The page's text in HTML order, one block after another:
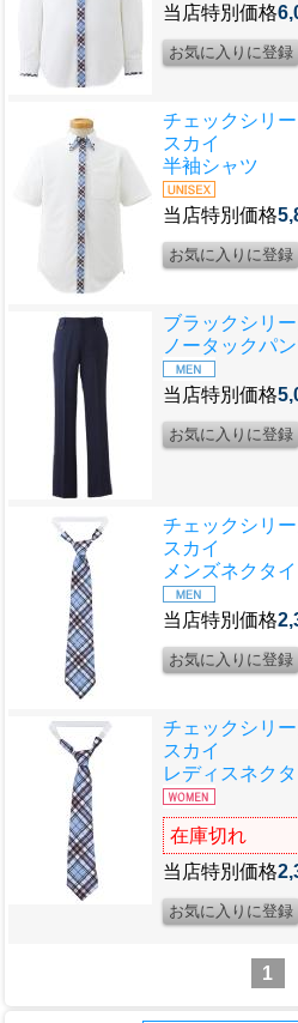
当店特別価格
チェックシリ
スカイ
半袖シャツ
当店特別価格
ブラックシリ
ノータックパ
当店特別価格
チェックシリ
スカイ
メンズネクタイ
当店特別価格
チェックシリ
スカイ
レディスネクタ
在庫切れ
当店特別価格
1